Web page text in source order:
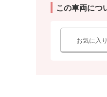
この車両につ
お気に入